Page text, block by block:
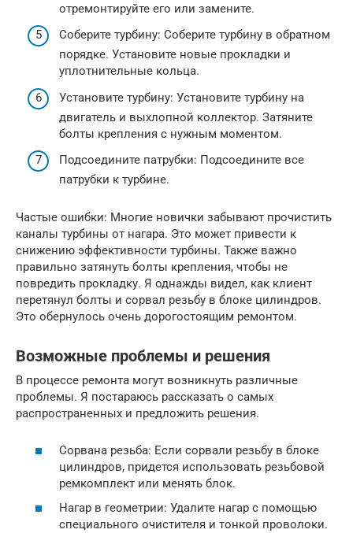
отремонтируйте его или замените.
Соберите турбину: Соберите турбину в обратном
порядке. Установите новые прокладки и
уплотнительные кольца.
Установите турбину: Установите турбину на
двигатель и выхлопной коллектор. Затяните
болты крепления с нужным моментом.
Подсоедините патрубки: Подсоедините все
патрубки к турбине.
Частые ошибки: Многие новички забывают прочистить
каналы турбины от нагара. Это может привести к
снижению эффективности турбины. Также важно
правильно затянуть болты крепления, чтобы не
повредить прокладку. Я однажды видел, как клиент
перетянул болты и сорвал резьбу в блоке цилиндров.
Это обернулось очень дорогостоящим ремонтом.
Возможные проблемы и решения
В процессе ремонта могут возникнуть различные
проблемы. Я постараюсь рассказать о самых
распространенных и предложить решения.
Сорвана резьба: Если сорвали резьбу в блоке
цилиндров, придется использовать резьбовой
ремкомплект или менять блок.
Нагар в геометрии: Удалите нагар с помощью
специального очистителя и тонкой проволоки.